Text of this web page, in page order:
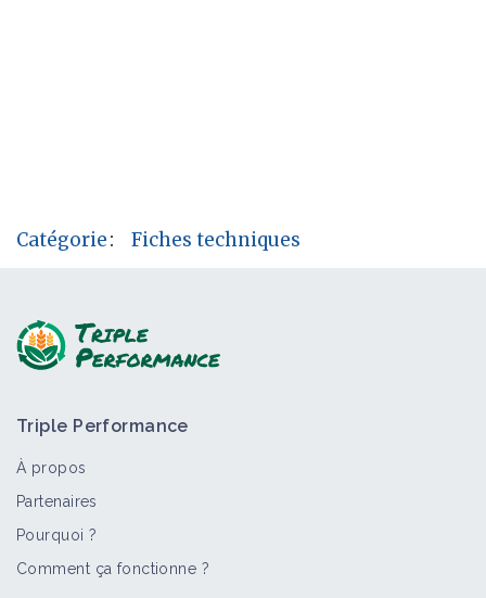
Catégorie: Fiches techniques
Triple Performance
À propos
Partenaires
Pourquoi ?
Comment ça fonctionne ?